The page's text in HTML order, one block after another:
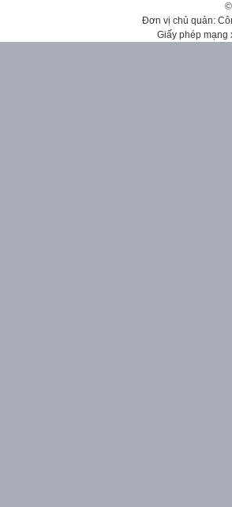
Đơn vị chủ quản:
Giấy phép mạng